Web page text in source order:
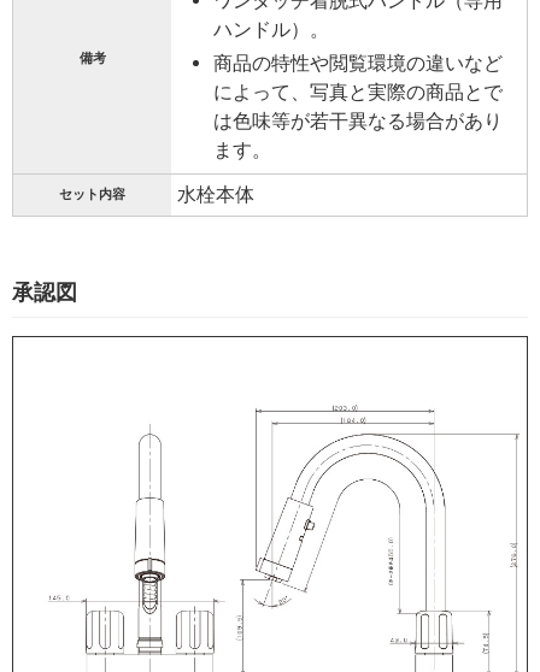
備考
ハンドル）。
商品の特性や閲覧環境の違いなど
によって、写真と実際の商品とで
は色味等が若干異なる場合があり
ます。
セット内容 水栓本体
承認図